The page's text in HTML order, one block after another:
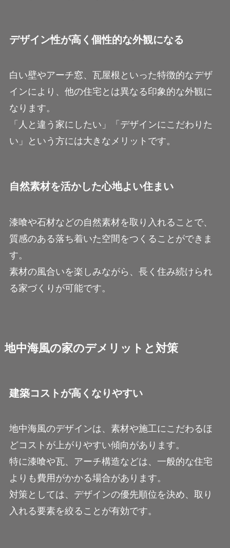
デザイン性が高く個性的な外観になる
白い壁やアーチ窓、瓦屋根といった特徴的なデザ
インにより、他の住宅とは異なる印象的な外観に
なります。
「人と違う家にしたい」「デザインにこだわりた
い」という方には大きなメリットです。
自然素材を活かした心地よい住まい
漆喰や石材などの自然素材を取り入れることで、
質感のある落ち着いた空間をつくることができま
す。
素材の風合いを楽しみながら、長く住み続けられ
る家づくりが可能です。
地中海風の家のデメリットと対策
建築コストが高くなりやすい
地中海風のデザインは、素材や施工にこだわるほ
どコストが上がりやすい傾向があります。
特に漆喰や瓦、アーチ構造などは、一般的な住宅
よりも費用がかかる場合があります。
対策としては、デザインの優先順位を決め、取り
入れる要素を絞ることが有効です。